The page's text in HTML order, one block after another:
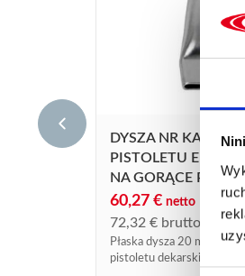
DYSZA NR KAT.
PISTOLETU
NA GORĄCE
60,27 € netto
72,32 € brutto
Płaska dysza 20 mm do
pistoletu dekarskiego na